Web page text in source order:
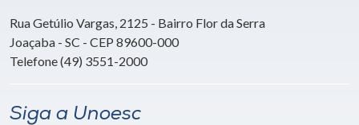
Rua Getúlio Vargas, 2125 - Bairro Flor da Serra
Joaçaba - SC - CEP 89600-000
Telefone (49) 3551-2000
Siga a Unoesc